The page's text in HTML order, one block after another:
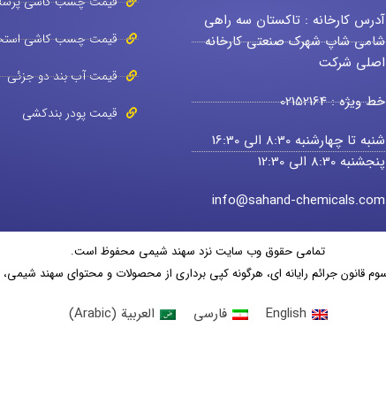
آدرس کارخانه : تاکستان سه راهی
شامی شاپ شهرک صنعتی کارخانه
اصلی شرکت
خط ویژه : 02152164
شنبه تا چهارشنبه 8:30 الی 16:30
پنجشنبه 8:30 الی 12:30
info@sahand-chemicals.com
قیمت چسب کاشی
قیمت آب بند دو جزئی
قیمت پودر بندکشی
تمامی حقوق وب سایت نزد سهند شیمی محفوظ است.
English فارسی العربية (
Arabic
)